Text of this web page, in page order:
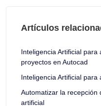
Artículos
Inteligencia Artificial
proyectos en Autocad
Inteligencia Artificial
Automatizar la recepción
artificial